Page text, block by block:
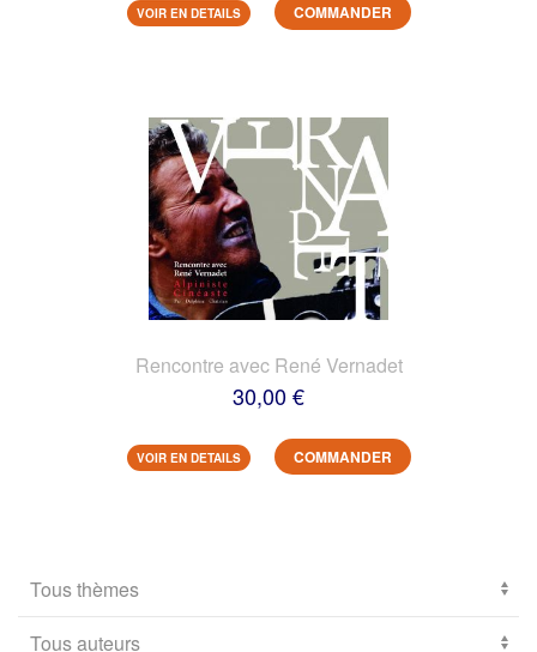
VOIR EN DETAILS COMMANDER
Rencontre avec René Vernadet
30,00 €
VOIR EN DETAILS COMMANDER